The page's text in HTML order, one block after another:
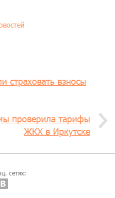
страховать взносы
проверила тарифы
ЖКХ в Иркутске
сетях: